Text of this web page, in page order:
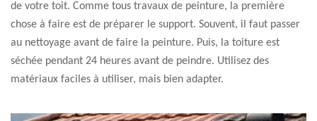
de votre toit. Comme tous travaux de peinture, la première
chose à faire est de préparer le support. Souvent, il faut passer
au nettoyage avant de faire la peinture. Puis, la toiture est
séchée pendant 24 heures avant de peindre. Utilisez des
matériaux faciles à utiliser, mais bien adapter.